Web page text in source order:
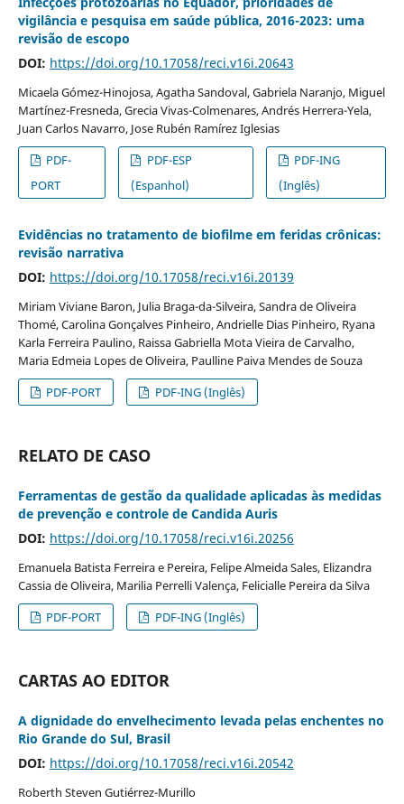
vigilância e pesquisa em saúde pública, 2016-2023: uma
revisão de escopo
DOI: https://doi.org/10.17058/reci.v16i.20643
Micaela Gómez-Hinojosa, Agatha Sandoval, Gabriela Naranjo, Miguel
Martínez-Fresneda, Grecia Vivas-Colmenares, Andrés Herrera-Yela,
Juan Carlos Navarro, Jose Rubén Ramírez Iglesias
PDF-
PORT
PDF-ESP
(Espanhol)
PDF-ING
(Inglês)
Evidências no tratamento de biofilme em feridas crônicas:
revisão narrativa
DOI: https://doi.org/10.17058/reci.v16i.20139
Miriam Viviane Baron, Julia Braga-da-Silveira, Sandra de Oliveira
Thomé, Carolina Gonçalves Pinheiro, Andrielle Dias Pinheiro, Ryana
Karla Ferreira Paulino, Raissa Gabriella Mota Vieira de Carvalho,
Maria Edmeia Lopes de Oliveira, Paulline Paiva Mendes de Souza
PDF-PORT
PDF-ING (Inglês)
RELATO DE CASO
Ferramentas de gestão da qualidade aplicadas às medidas
de prevenção e controle de Candida Auris
DOI: https://doi.org/10.17058/reci.v16i.20256
Emanuela Batista Ferreira e Pereira, Felipe Almeida Sales, Elizandra
Cassia de Oliveira, Marilia Perrelli Valença, Felicialle Pereira da Silva
PDF-PORT
PDF-ING (Inglês)
CARTAS AO EDITOR
A dignidade do envelhecimento levada pelas enchentes no
Rio Grande do Sul, Brasil
DOI: https://doi.org/10.17058/reci.v16i.20542
Roberth Steven Gutiérrez-Murillo